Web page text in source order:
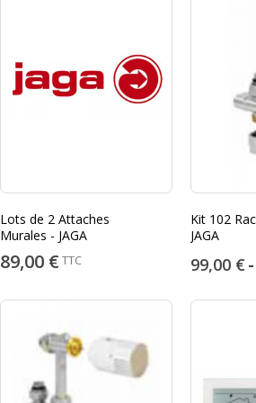
Lots de 2 Attaches
Murales - JAGA
89,00 €TTC
Kit 102
JAGA
99,00 €